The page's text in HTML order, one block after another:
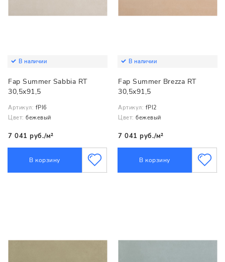
В наличии
Fap Summer Sabbia RT
30,5x91,5
Артикул: fPI6
Цвет: бежевый
7 041 руб./м²
В корзину
В наличии
Fap Summer Brezza RT
30,5x91,5
Артикул: fPI2
Цвет: бежевый
7 041 руб./м²
В корзину